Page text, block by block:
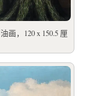
画，120 x 150.5 厘